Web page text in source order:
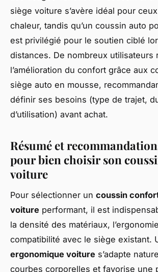
siège voiture s’avère idéal pour
chaleur, tandis qu’un coussin auto
est privilégié pour le soutien ciblé
distances. De nombreux utilisateurs
l’amélioration du confort grâce aux
siège auto en mousse,
définir ses besoins (type de trajet,
d’utilisation) avant achat.
Résumé et
pour bien choisir son
voiture
Pour sélectionner un coussin
voiture performant, il est
la densité des matériaux,
compatibilité avec le siège existant.
ergonomique voiture s’adapte
courbes corporelles et favorise une